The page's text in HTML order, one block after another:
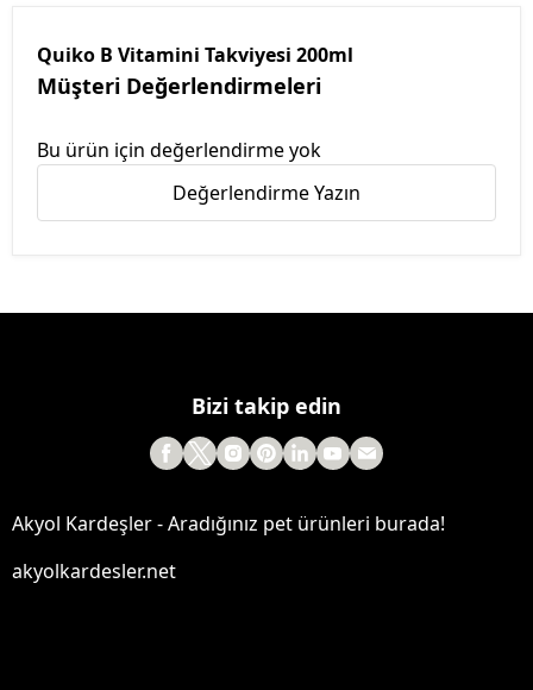
Quiko B Vitamini Takviyesi 200ml
Müşteri Değerlendirmeleri
Bu ürün için değerlendirme yok
Değerlendirme Yazın
Bizi takip edin
Akyol Kardeşler - Aradığınız pet ürünleri burada!
akyolkardesler.net